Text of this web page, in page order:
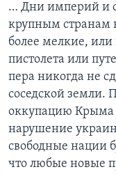
… Дни империй и
крупным странам
более мелкие,
пистолета или
пера никогда не
соседской
оккупацию Крыма
нарушение
свободные нации
что любые новые